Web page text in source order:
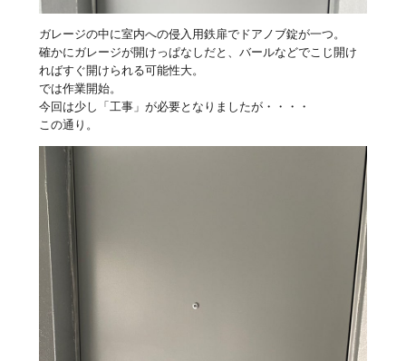
ガレージの中に室内への侵入用鉄扉でドアノブ錠が一つ。
確かにガレージが開けっぱなしだと、バールなどでこじ開け
ればすぐ開けられる可能性大。
では作業開始。
今回は少し「工事」が必要となりましたが・・・・
この通り。